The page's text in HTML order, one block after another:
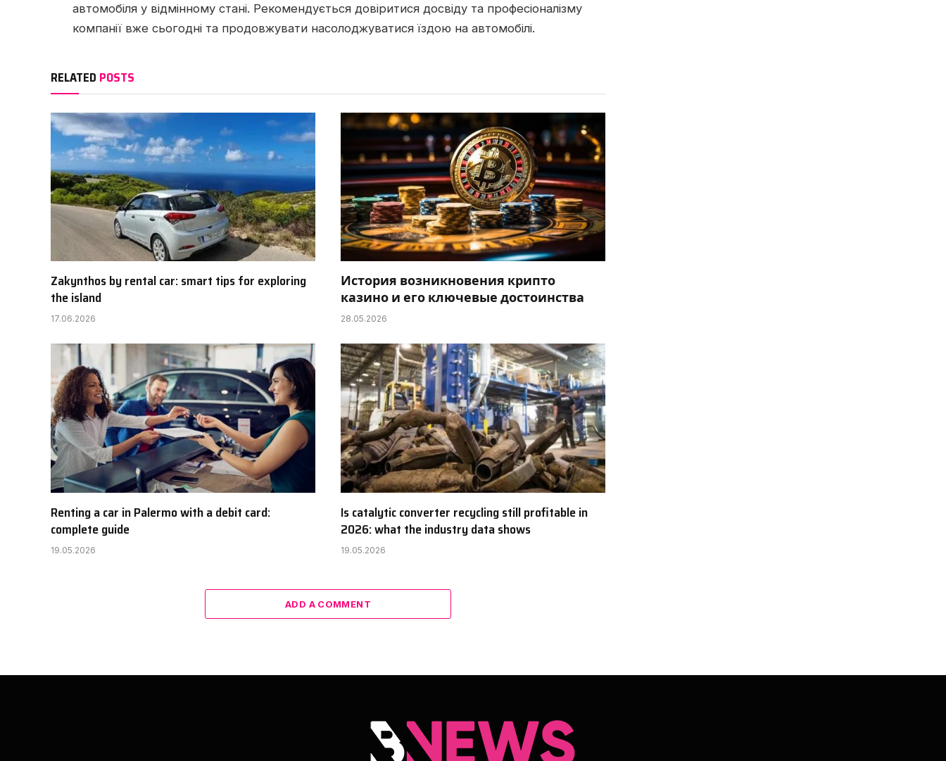
автомобіля у відмінному стані. Рекомендується довіритися досвіду та професіоналізму
компанії вже сьогодні та продовжувати насолоджуватися їздою на автомобілі.
RELATED POSTS
Zakynthos by rental car: smart tips for exploring
the island
17.06.2026
История возникновения крипто
казино и его ключевые достоинства
28.05.2026
Renting a car in Palermo with a debit card:
complete guide
19.05.2026
Is catalytic converter recycling still profitable in
2026: what the industry data shows
19.05.2026
ADD A COMMENT